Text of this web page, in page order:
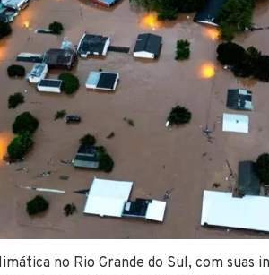
no Rio Grande do Sul, com suas